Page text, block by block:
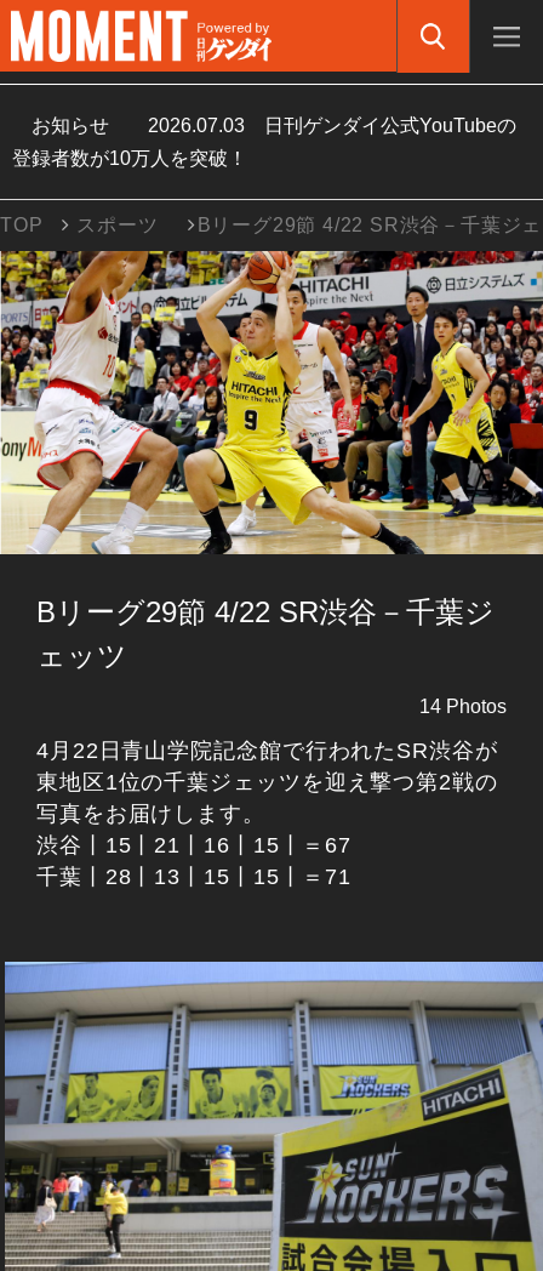
お知らせ 2026.07.03
日刊ゲンダイ公式YouTubeの
登録者数が10万人を突破！
TOP スポーツ Bリーグ29節 4/22 SR渋谷－千葉ジ
Bリーグ29節 4/22 SR渋谷－千葉ジ
ェッツ
14 Photos
4月22日青山学院記念館で行われたSR渋谷が
東地区1位の千葉ジェッツを迎え撃つ第2戦の
写真をお届けします。
渋谷丨15丨21丨16丨15丨＝67
千葉丨28丨13丨15丨15丨＝71